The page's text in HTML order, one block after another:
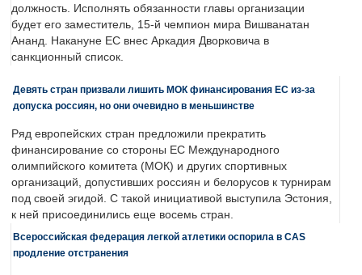
должность. Исполнять обязанности главы организации
будет его заместитель, 15-й чемпион мира Вишванатан
Ананд. Накануне ЕС внес Аркадия Дворковича в
санкционный список.
Девять стран призвали лишить МОК финансирования ЕС из-за
допуска россиян, но они очевидно в меньшинстве
Ряд европейских стран предложили прекратить
финансирование со стороны ЕС Международного
олимпийского комитета (МОК) и других спортивных
организаций, допустивших россиян и белорусов к турнирам
под своей эгидой. С такой инициативой выступила Эстония,
к ней присоединились еще восемь стран.
Всероссийская федерация легкой атлетики оспорила в CAS
продление отстранения